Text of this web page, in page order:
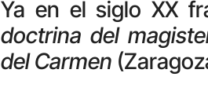
Ya en el siglo XX
doctrina del
del Carmen